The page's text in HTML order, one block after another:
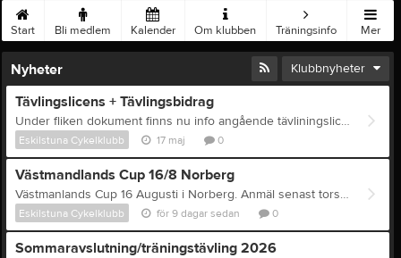
Start Bli medlem Kalender Om klubben Träningsinfo Mer
Nyheter Klubbnyheter
Tävlingslicens + Tävlingsbidrag
Under fliken dokument finns nu info angående tävliningslicens samt tävlingsbidrag för cykelsäsongen 2026.
Eskilstuna Cykelklubb 17 maj 0
Västmandlands Cup 16/8 Norberg
Västmanlands Cup 16 Augusti i Norberg. Anmäl senast torsdag 8/8 kl 20:00 till info@eskilstunacykelklubb.se Namn och klass. OBS! tävlingslicens är obligatoriskt förutom i nybörjarklass Inbjudan
Eskilstuna Cykelklubb för 9 dagar sedan 0
Sommaravslutning/träningstävling 2026